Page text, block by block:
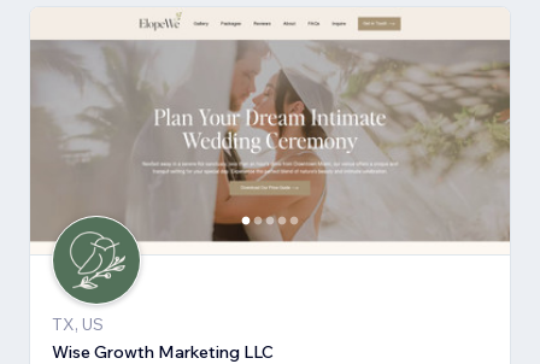
TX, US
Wise Growth Marketing LLC